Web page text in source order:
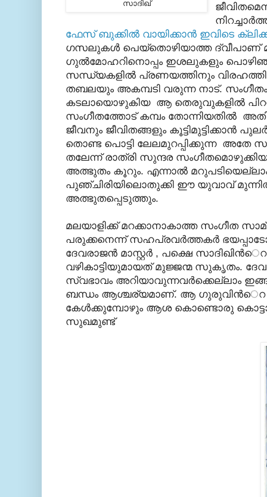
സാദിഖ്‌
ഫേസ് ബുക്കില്‍ വായിക്കാന്‍ ഇവിടെ
ഗസലുകള്‍ പെയ്തൊഴിയാത്ത ദ്വീപാണ്
ഗുല്‍മോഹറിനൊപ്പം ഇശലുകളും
സന്ധ്യകളില്‍ പ്രണയത്തിനും
തബലയും അകമ്പടി വരുന്ന നാട്. സംഗീതം
കടലായൊഴുകിയ ആ തെരുവുകളില്‍
സംഗീതത്തോട് കമ്പം തോന്നിയതില്‍
ജീവനും ജീവിതങ്ങളും കൂട്ടിമുട്ടിക്കാന്‍
തൊണ്ട പൊട്ടി ലേലമുറപ്പിക്കുന്ന അതേ
തലേന്ന് രാത്രി സുന്ദര
അത്ഭുതം കൂറും. എന്നാല്‍
പുഞ്ചിരിയിലൊതുക്കി ഈ യുവാവ്
അത്ഭുതപ്പെടുത്തും.
മലയാളിക്ക് മറക്കാനാകാത്ത സംഗീത
പരുക്കനെന്ന് സഹപ്രവര്‍ത്തകര്‍
ദേവരാജന്‍ മാസ്റ്റര്‍ , പക്ഷെ
വഴികാട്ടിയുമായത് മുജ്ജന്മ സുകൃതം.
സ്വഭാവം അറിയാവുന്നവര്‍ക്കെല്ലാം
ബന്ധം ആശ്ചര്യമാണ്. ആ ഗുരുവിന്‍െറ
കേള്‍ക്കുമ്പോഴും ആശ കൊണ്ടൊരു
സുഖമുണ്ട്